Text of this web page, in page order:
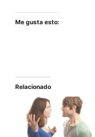
Me gusta esto:
Relacionado